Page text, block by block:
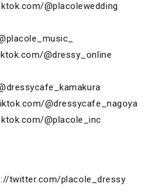
@placolewedding
@dressy_online
@dressycafe_nagoya
@placole_inc
twitter.com/placole_dressy